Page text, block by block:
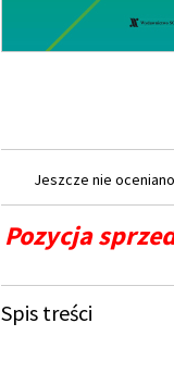
Jeszcze nie
Pozycja
Spis treści